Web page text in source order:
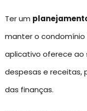
Ter um
manter o condomínio
aplicativo oferece ao
despesas e receitas,
das finanças.